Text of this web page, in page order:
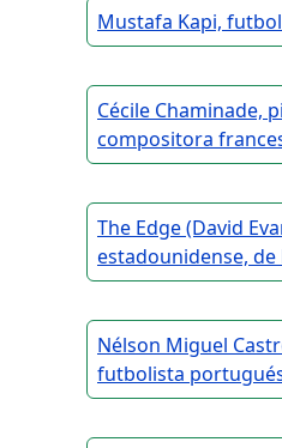
Mustafa Kapi,
Cécile Chaminade,
compositora
The Edge (David
estadounidense, de
Nélson Miguel
futbolista